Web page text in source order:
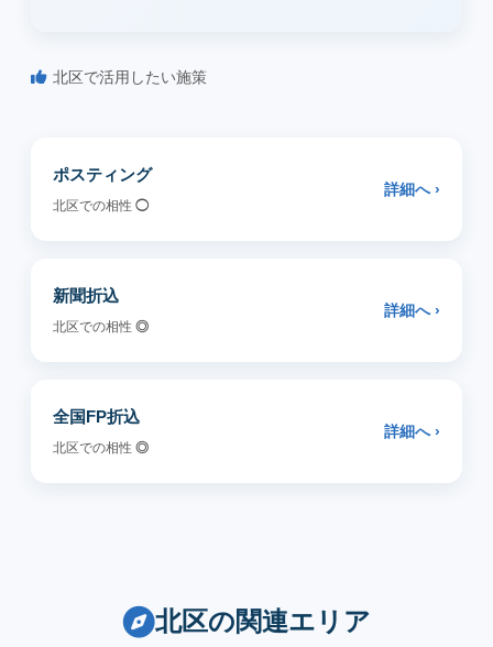
北区で活用したい施策
ポスティング
北区での相性 ◯
詳細へ ›
新聞折込
北区での相性 ◎
詳細へ ›
全国FP折込
北区での相性 ◎
詳細へ ›
北区の関連エリア